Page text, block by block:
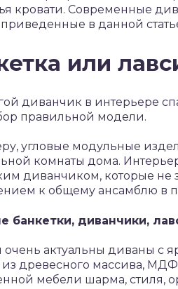
кровати. Современные
приведенные в данной
или
диванчик в интерьере
правильной модели.
угловые модульные
комнаты дома.
диванчиком, которые не
к общему ансамблю в
банкетки, диванчики,
очень актуальны диваны с
из древесного массива,
мебели шарма, стиля,